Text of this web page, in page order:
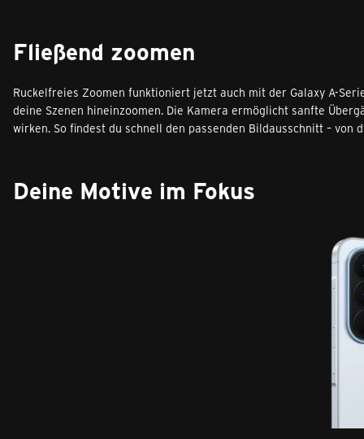
Fließend zoomen
Ruckelfreies Zoomen funktioniert jetzt auch mit der Galaxy A-
deine Szenen hineinzoomen. Die Kamera ermöglicht sanfte
wirken. So findest du schnell den passenden Bildausschnitt –
Deine Motive im Fokus